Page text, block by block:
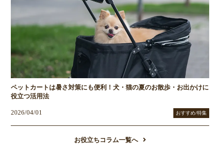
ペットカートは暑さ対策にも便利！犬・猫の夏のお散歩・お出かけに
役立つ活用法
2026/04/01 おすすめ/特集
お役立ちコラム一覧へ